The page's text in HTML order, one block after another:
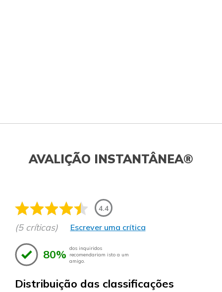
AVALIÇÃO INSTANTÂNEA®
4.4
(5 críticas) Escrever uma crítica
80% dos inquiridos
recomendariam isto a um
amigo.
Distribuição das classificações